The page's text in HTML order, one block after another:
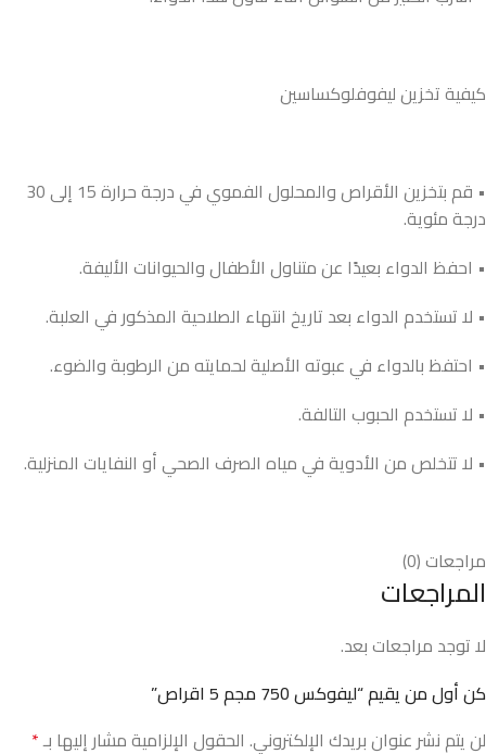
كيفية تخزين ليفوفلوكساسين
• قم بتخزين الأقراص والمحلول الفموي في درجة حرارة 15 إلى 30
درجة مئوية.
• احفظ الدواء بعيدًا عن متناول الأطفال والحيوانات الأليفة.
• لا تستخدم الدواء بعد تاريخ انتهاء الصلاحية المذكور في العلبة.
• احتفظ بالدواء في عبوته الأصلية لحمايته من الرطوبة والضوء.
• لا تستخدم الحبوب التالفة.
• لا تتخلص من الأدوية في مياه الصرف الصحي أو النفايات المنزلية.
مراجعات (0)
المراجعات
لا توجد مراجعات بعد.
كن أول من يقيم “ليفوكس 750 مجم 5 اقراص”
لن يتم نشر عنوان بريدك الإلكتروني. الحقول الإلزامية مشار إليها بـ*